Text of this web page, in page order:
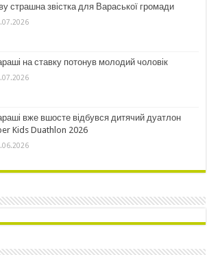
страшна звістка для Вараської громади
на ставку потонув молодий чоловік
вже вшосте відбувся дитячий дуатлон
Kids Duathlon 2026